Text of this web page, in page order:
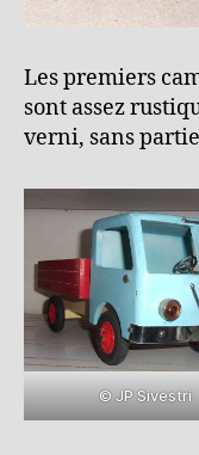
Les premiers
sont assez
verni, sans
© JP Sivestri